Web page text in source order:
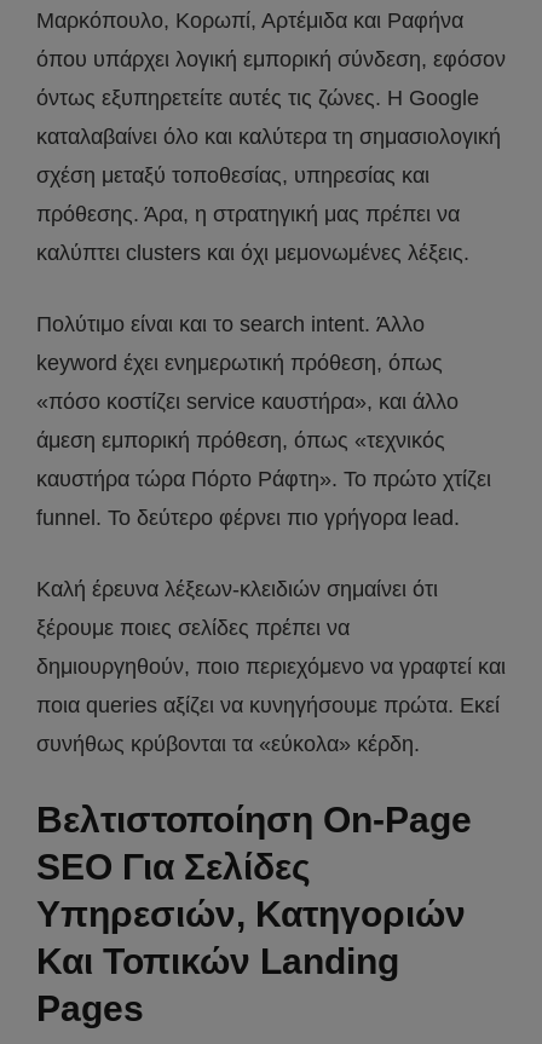
Μαρκόπουλο, Κορωπί, Αρτέμιδα και Ραφήνα
όπου υπάρχει λογική εμπορική σύνδεση, εφόσον
όντως εξυπηρετείτε αυτές τις ζώνες. Η Google
καταλαβαίνει όλο και καλύτερα τη σημασιολογική
σχέση μεταξύ τοποθεσίας, υπηρεσίας και
πρόθεσης. Άρα, η στρατηγική μας πρέπει να
καλύπτει clusters και όχι μεμονωμένες λέξεις.
Πολύτιμο είναι και το search intent. Άλλο
keyword έχει ενημερωτική πρόθεση, όπως
«πόσο κοστίζει service καυστήρα», και άλλο
άμεση εμπορική πρόθεση, όπως «τεχνικός
καυστήρα τώρα Πόρτο Ράφτη». Το πρώτο χτίζει
funnel. Το δεύτερο φέρνει πιο γρήγορα lead.
Καλή έρευνα λέξεων-κλειδιών σημαίνει ότι
ξέρουμε ποιες σελίδες πρέπει να
δημιουργηθούν, ποιο περιεχόμενο να γραφτεί και
ποια queries αξίζει να κυνηγήσουμε πρώτα. Εκεί
συνήθως κρύβονται τα «εύκολα» κέρδη.
Βελτιστοποίηση On-Page
SEO Για Σελίδες
Υπηρεσιών, Κατηγοριών
Και Τοπικών Landing
Pages